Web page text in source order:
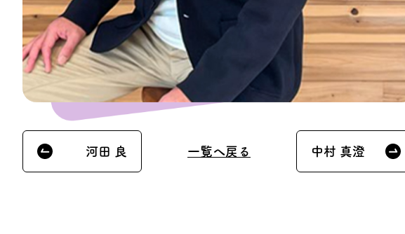
キャンペーン
SDGs
プライバシーポリシー
中村 真澄
一覧へ戻る
河田 良